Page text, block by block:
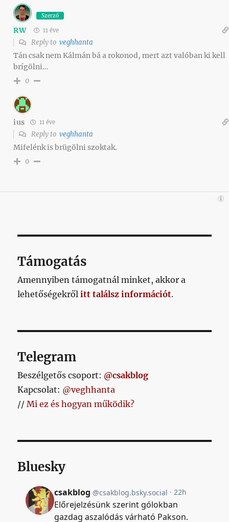
Szerző
RW 11 éve
Reply to veghhanta
Tán csak nem Kálmán bá a rokonod, mert azt valóban ki kell
brígölni…
0
ius 11 éve
Reply to veghhanta
Mifelénk is brügölni szoktak.
0
Támogatás
Amennyiben támogatnál minket, akkor a
lehetőségekrőlitt találsz információt.
Telegram
Beszélgetős csoport: @csakblog
Kapcsolat: @veghhanta
//Mi ez és hogyan működik?
Bluesky